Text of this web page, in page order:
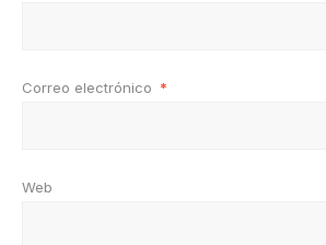
Correo electrónico *
Web